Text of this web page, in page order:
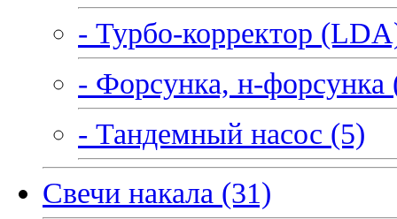
- Турбо-корректор
- Форсунка, н-форсунка
- Тандемный насос (5)
Свечи накала (31)